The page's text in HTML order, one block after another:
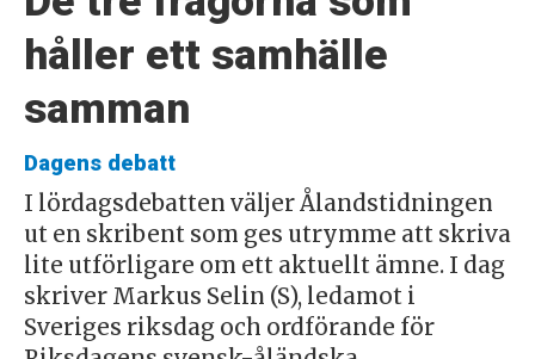
håller ett samhälle
samman
Dagens debatt
I lördagsdebatten väljer Ålandstidningen
ut en skribent som ges utrymme att skriva
lite utförligare om ett aktuellt ämne. I dag
skriver Markus Selin (S), ledamot i
Sveriges riksdag och ordförande för